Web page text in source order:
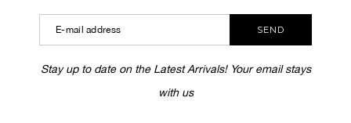
SEND
Stay up to date on the Latest Arrivals! Your email stays
with us